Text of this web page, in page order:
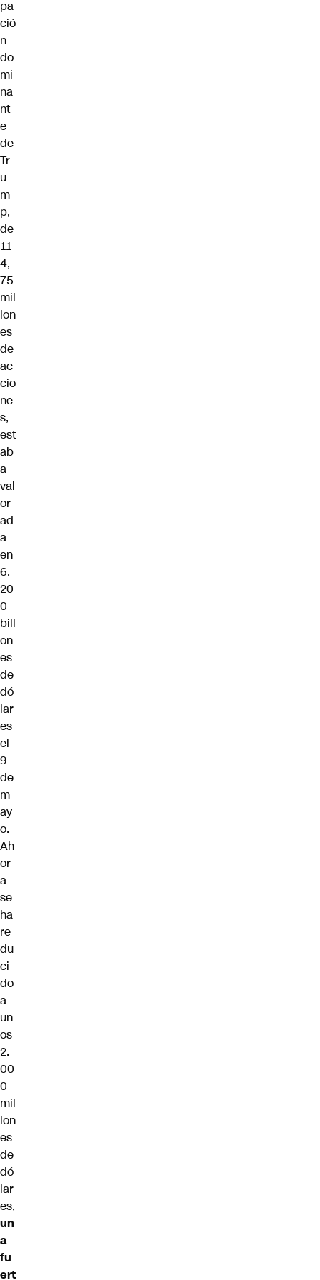
pa
ció
n
do
mi
na
nt
e
de
Tr
u
m
p,
de
11
4,
75
mil
lon
es
de
ac
cio
ne
s,
est
ab
a
val
or
ad
a
en
6.
20
0
bill
on
es
de
dó
lar
es
el
9
de
m
ay
o.
Ah
or
a
se
ha
re
du
ci
do
a
un
os
2.
00
0
mil
lon
es
de
dó
lar
es,
un
a
fu
ert